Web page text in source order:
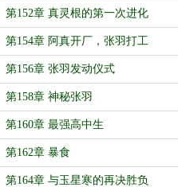
赏白银盟主）
第152章 真灵根的第一次进化
第154章 阿真开厂，张羽打工
第156章 张羽发动仪式
第158章 神秘张羽
第160章 最强高中生
第162章 暴食
第164章 与玉星寒的再决胜负